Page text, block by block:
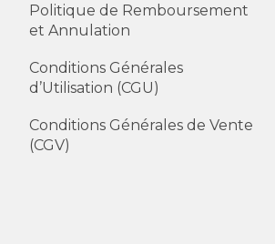
Politique de Remboursement
et Annulation
Conditions Générales
d’Utilisation (CGU)
Conditions Générales de Vente
(CGV)